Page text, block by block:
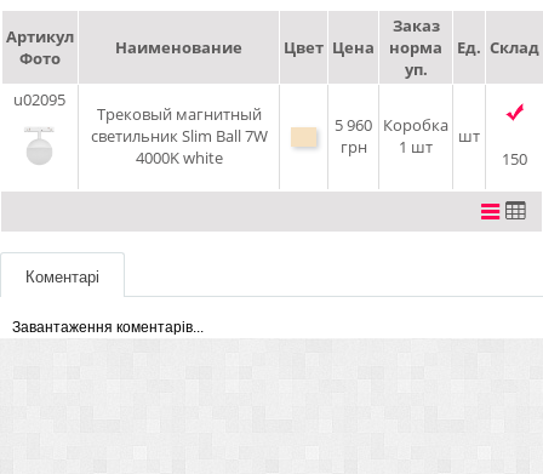
Артикул
Фото
Наименование Цвет Цена
Заказ
норма
уп.
Ед. Склад
u02095
Трековый магнитный
светильник Slim Ball 7W
4000K white
5 960
грн
Коробка
1 шт
шт
150
Коментарі
Завантаження коментарів...